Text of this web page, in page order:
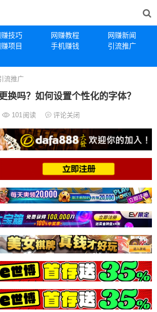
赚技巧 网赚教程
网赚新闻
赚项目 手机赚钱
引流推广
流推广
换吗？如何设置个性化的字体？
101阅读 评论关闭